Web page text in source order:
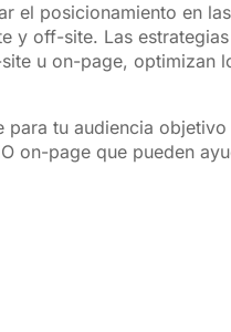
el posicionamiento en
y off-site. Las
u on-page, optimizan
para tu audiencia
on-page que pueden